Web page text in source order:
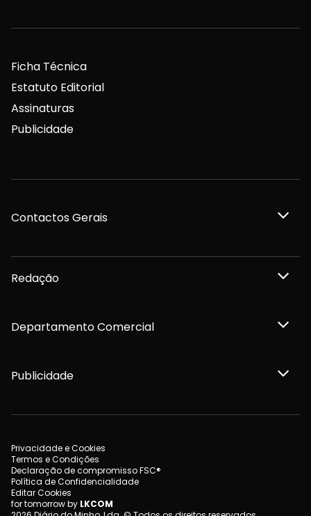
Ficha Técnica
Estatuto Editorial
Assinaturas
Publicidade
Contactos Gerais
Redação
Departamento Comercial
Publicidade
Privacidade e Cookies
Termos e Condições
Declaração de compromisso FSC®
Política de Confidencialidade
Editar Cookies
for tomorrow by LKCOM